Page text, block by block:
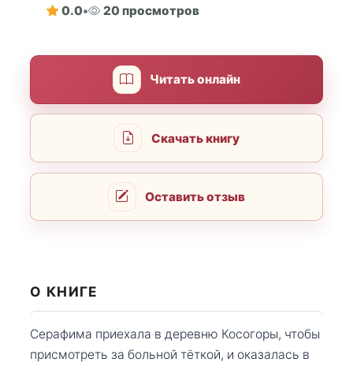
0.0• 20 просмотров
Читать онлайн
Скачать книгу
Оставить отзыв
О КНИГЕ
Серафима приехала в деревню Косогоры, чтобы
присмотреть за больной тёткой, и оказалась в